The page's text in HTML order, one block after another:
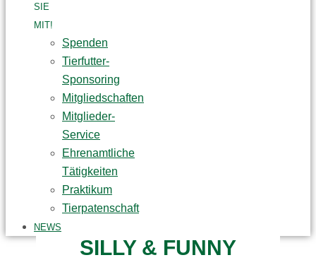
SIE
MIT!
Spenden
Tierfutter-
Sponsoring
Mitgliedschaften
Mitglieder-
Service
Ehrenamtliche
Tätigkeiten
Praktikum
Tierpatenschaft
NEWS
SILLY & FUNNY